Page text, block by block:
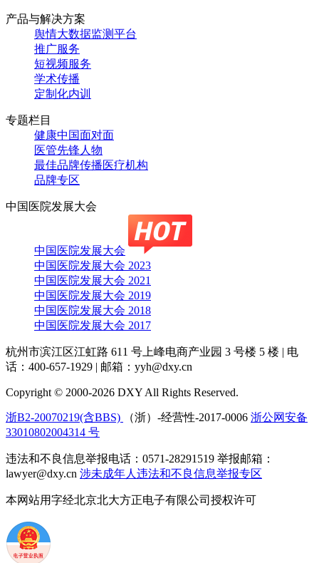
产品与解决方案
舆情大数据监测平台
推广服务
短视频服务
学术传播
定制化内训
专题栏目
健康中国面对面
医管先锋人物
最佳品牌传播医疗机构
品牌专区
中国医院发展大会
中国医院发展大会
中国医院发展大会 2023
中国医院发展大会 2021
中国医院发展大会 2019
中国医院发展大会 2018
中国医院发展大会 2017
杭州市滨江区江虹路 611 号上峰电商产业园 3 号楼 5 楼 | 电
话：400-657-1929 | 邮箱：yyh@dxy.cn
Copyright © 2000-2026 DXY All Rights Reserved.
浙B2-20070219(含BBS) （浙）-经营性-2017-0006 浙公网安备
33010802004314 号
违法和不良信息举报电话：0571-28291519 举报邮箱：
lawyer@dxy.cn 涉未成年人违法和不良信息举报专区
本网站用字经北京北大方正电子有限公司授权许可